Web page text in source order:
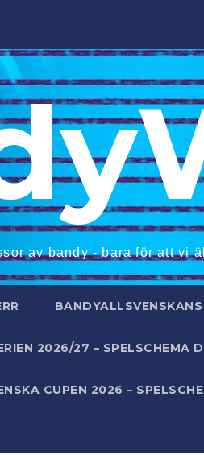
av bandy - bara för att vi
2026/27 – SPELSCHEMA
CUPEN 2026 –